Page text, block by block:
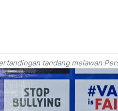
tandang melawan